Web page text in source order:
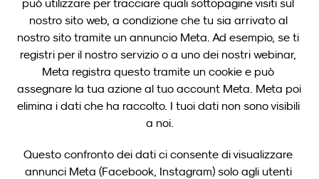
può utilizzare per tracciare quali sottopagine visiti sul
nostro sito web, a condizione che tu sia arrivato al
nostro sito tramite un annuncio Meta. Ad esempio, se ti
registri per il nostro servizio o a uno dei nostri webinar,
Meta registra questo tramite un cookie e può
assegnare la tua azione al tuo account Meta. Meta poi
elimina i dati che ha raccolto. I tuoi dati non sono visibili
a noi.
Questo confronto dei dati ci consente di visualizzare
annunci Meta (Facebook, Instagram) solo agli utenti